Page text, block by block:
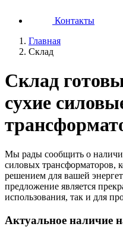
Контакты
Главная
Склад
Склад
сухие
Мы рады сообщить о
силовых трансформаторов,
решением для вашей
предложение является
использования, так и для
Актуальное наличие